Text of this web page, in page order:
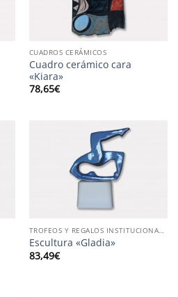
CUADROS CERÁMICOS
Cuadro cerámico cara
«Kiara»
78,65€
TROFEOS Y REGALOS INSTITUCIONALES
Escultura «Gladia»
83,49€